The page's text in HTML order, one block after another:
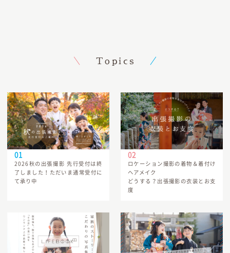
Topics
2026秋の出張撮影 先行受付は終
了しました！ただいま通常受付に
て承り中
ロケーション撮影の着物＆着付け
ヘアメイク
どうする？出張撮影の衣装とお支
度